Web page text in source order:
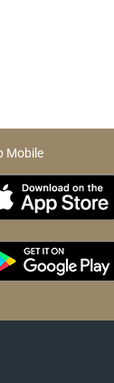
Mobile